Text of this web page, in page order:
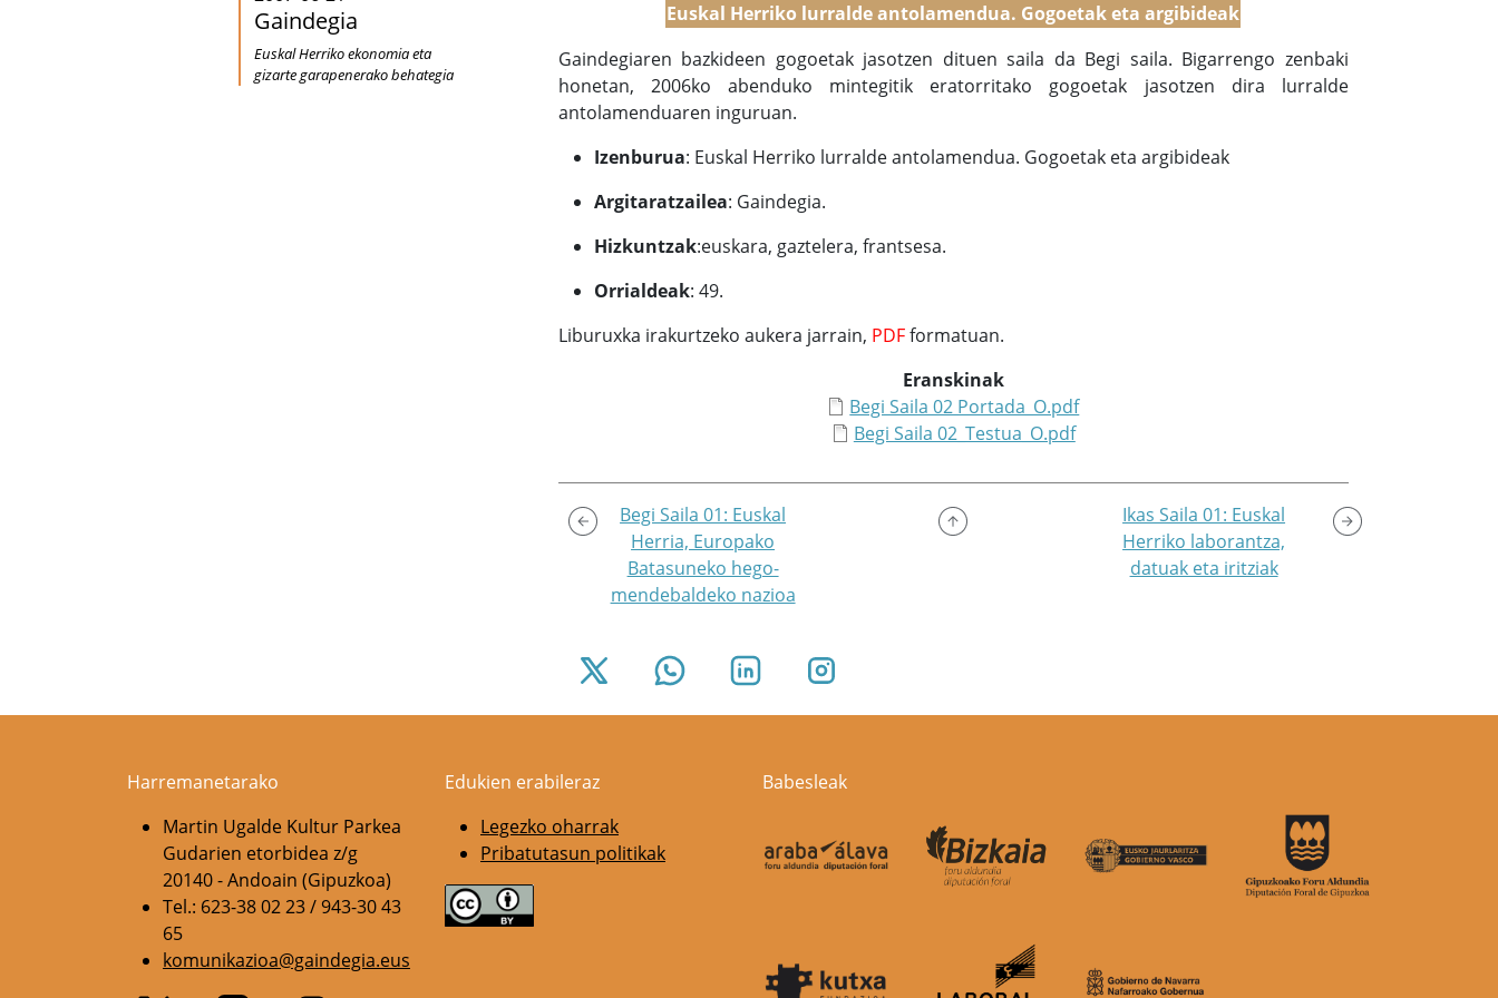
Gaindegia
Euskal Herriko ekonomia eta
gizarte garapenerako behategia
Euskal Herriko lurralde antolamendua. Gogoetak eta argibideak
Gaindegiaren bazkideen gogoetak jasotzen dituen saila da Begi saila. Bigarrengo zenbaki
honetan, 2006ko abenduko mintegitik eratorritako gogoetak jasotzen dira lurralde
antolamenduaren inguruan.
Izenburua: Euskal Herriko lurralde antolamendua. Gogoetak eta argibideak
Argitaratzailea: Gaindegia.
Hizkuntzak:euskara, gaztelera, frantsesa.
Orrialdeak: 49.
Liburuxka irakurtzeko aukera jarrain, PDFformatuan.
Eranskinak
Begi Saila 02 Portada_O.pdf
Begi Saila 02_Testua_O.pdf
Begi Saila 01: Euskal
Herria, Europako
Batasuneko hego-
mendebaldeko nazioa
Ikas Saila 01: Euskal
Herriko laborantza,
datuak eta iritziak
Harremanetarako
Martin Ugalde Kultur Parkea
Gudarien etorbidea z/g
20140 - Andoain (Gipuzkoa)
Tel.: 623-38 02 23 / 943-30 43
65
komunikazioa@gaindegia.eus
Edukien erabileraz
Legezko oharrak
Pribatutasun politikak
Babesleak